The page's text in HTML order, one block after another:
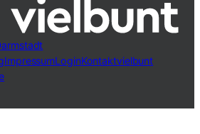
ImpressumLoginKontaktvielbunt